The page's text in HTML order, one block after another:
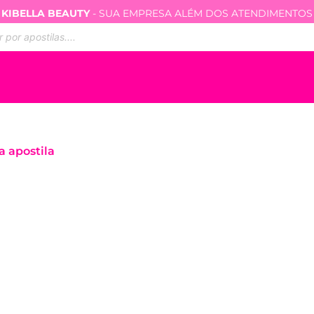
KIBELLA BEAUTY- SUA EMPRESA ALÉM DOS ATENDIMENTOS
apostila